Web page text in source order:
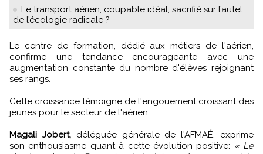
Le transport aérien, coupable idéal, sacrifié sur l’autel
de l’écologie radicale ?
Le centre de formation, dédié aux métiers de l'aérien,
confirme une tendance encourageante avec une
augmentation constante du nombre d'élèves rejoignant
ses rangs.
Cette croissance témoigne de l'engouement croissant des
jeunes pour le secteur de l'aérien.
Magali Jobert,déléguée générale de l'AFMAÉ, exprime
son enthousiasme quant à cette évolution positive: « Le